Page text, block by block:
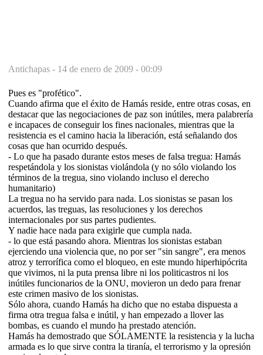
Antichapas - 14 de enero de 2009 - 00:09
Pues es "profético"­­.
Cuando afirma que el éxito de Hamás reside, entre otras cosas, en
destacar que las negociaciones de paz son inútiles, mera palabrería
e incapaces de conseguir los fines nacionales, mientras que la
resistencia es el camino hacia la liberación, está señalando dos
cosas que han ocurrido después.
- Lo que ha pasado durante estos meses de falsa tregua: Hamás
respetándola y los sionistas violándola (y no sólo violando los
términos de la tregua, sino violando incluso el derecho
humanitario)
La tregua no ha servido para nada. Los sionistas se pasan los
acuerdos, las treguas, las resoluciones y los derechos
internacionales por sus partes pudientes.
Y nadie hace nada para exigirle que cumpla nada.
- lo que está pasando ahora. Mientras los sionistas estaban
ejerciendo una violencia que, no por ser "sin sangre", era menos
atroz y terrorífica como el bloqueo, en este mundo hiperhipócrita
que vivimos, ni la puta prensa libre ni los politicastros ni los
inútiles funcionarios de la ONU, movieron un dedo para frenar
este crimen masivo de los sionistas.
Sólo ahora, cuando Hamás ha dicho que no estaba dispuesta a
firma otra tregua falsa e inútil, y han empezado a llover las
bombas, es cuando el mundo ha prestado atención.
Hamás ha demostrado que SÓLAMENTE la resistencia y la lucha
armada es lo que sirve contra la tiranía, el terrorismo y la opresión